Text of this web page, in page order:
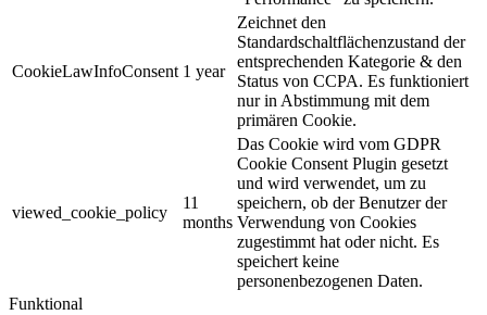
CookieLawInfoConsent 1 year
Zeichnet den
Standardschaltflächenzustand der
entsprechenden Kategorie & den
Status von CCPA. Es funktioniert
nur in Abstimmung mit dem
primären Cookie.
viewed_cookie_policy
11
months
Das Cookie wird vom GDPR
Cookie Consent Plugin gesetzt
und wird verwendet, um zu
speichern, ob der Benutzer der
Verwendung von Cookies
zugestimmt hat oder nicht. Es
speichert keine
personenbezogenen Daten.
Funktional